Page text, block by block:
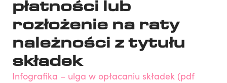
płatności lub
rozłożenie na raty
należności z tytułu
składek
Infografika – ulga w opłacaniu składek (pdf